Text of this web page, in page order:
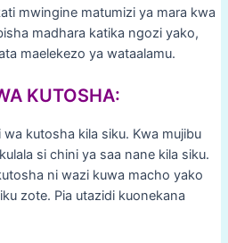
mwingine matumizi ya mara kwa
madhara katika ngozi yako,
maelekezo ya wataalamu.
KUTOSHA:
kutosha kila siku. Kwa mujibu
si chini ya saa nane kila siku.
ni wazi kuwa macho yako
zote. Pia utazidi kuonekana